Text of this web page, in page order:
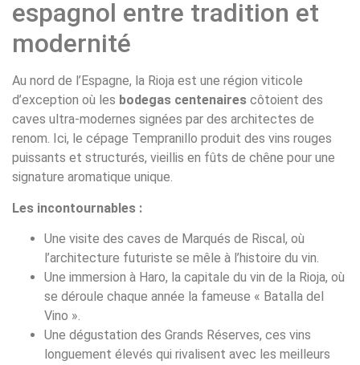
espagnol entre tradition et
modernité
Au nord de l’Espagne, la Rioja est une région viticole
d’exception où les bodegas centenaires côtoient des
caves ultra-modernes signées par des architectes de
renom. Ici, le cépage Tempranillo produit des vins rouges
puissants et structurés, vieillis en fûts de chêne pour une
signature aromatique unique.
Les incontournables :
Une visite des caves de Marqués de Riscal, où
l’architecture futuriste se mêle à l’histoire du vin.
Une immersion à Haro, la capitale du vin de la Rioja, où
se déroule chaque année la fameuse « Batalla del
Vino ».
Une dégustation des Grands Réserves, ces vins
longuement élevés qui rivalisent avec les meilleurs